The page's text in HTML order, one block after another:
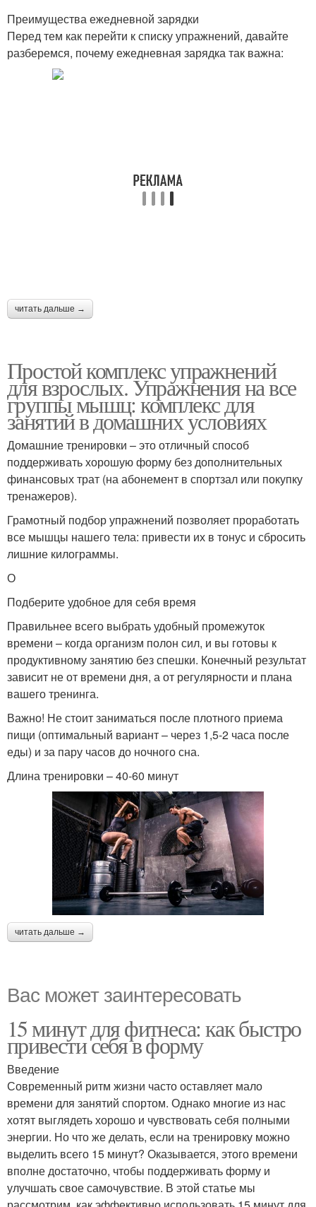
Преимущества ежедневной зарядки
Перед тем как перейти к списку упражнений, давайте
разберемся, почему ежедневная зарядка так важна:
читать дальше →
Простой комплекс упражнений
для взрослых. Упражнения на все
группы мышц: комплекс для
занятий в домашних условиях
Домашние тренировки – это отличный способ
поддерживать хорошую форму без дополнительных
финансовых трат (на абонемент в спортзал или покупку
тренажеров).
Грамотный подбор упражнений позволяет проработать
все мышцы нашего тела: привести их в тонус и сбросить
лишние килограммы.
О
Подберите удобное для себя время
Правильнее всего выбрать удобный промежуток
времени – когда организм полон сил, и вы готовы к
продуктивному занятию без спешки. Конечный результат
зависит не от времени дня, а от регулярности и плана
вашего тренинга.
Важно! Не стоит заниматься после плотного приема
пищи (оптимальный вариант – через 1,5-2 часа после
еды) и за пару часов до ночного сна.
Длина тренировки – 40-60 минут
читать дальше →
Вас может заинтересовать
15 минут для фитнеса: как быстро
привести себя в форму
Введение
Современный ритм жизни часто оставляет мало
времени для занятий спортом. Однако многие из нас
хотят выглядеть хорошо и чувствовать себя полными
энергии. Но что же делать, если на тренировку можно
выделить всего 15 минут? Оказывается, этого времени
вполне достаточно, чтобы поддерживать форму и
улучшать свое самочувствие. В этой статье мы